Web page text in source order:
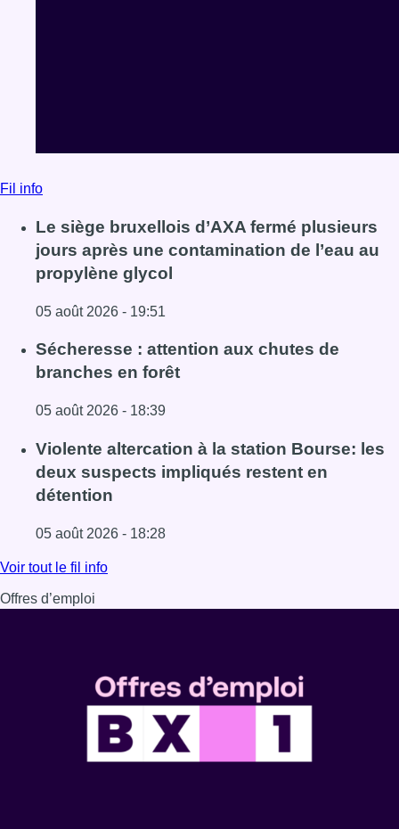
Fil info
Le siège bruxellois d’AXA fermé plusieurs
jours après une contamination de l’eau au
propylène glycol
05 août 2026 - 19:51
Lire l'article Le siège bruxellois d’AXA fermé plusieurs
Sécheresse : attention aux chutes de
branches en forêt
05 août 2026 - 18:39
Lire l'article Sécheresse : attention aux chutes de
Violente altercation à la station Bourse: les
deux suspects impliqués restent en
détention
05 août 2026 - 18:28
Lire l'article Violente altercation à la station Bourse: les
Voir tout le fil info
Offres d’emploi